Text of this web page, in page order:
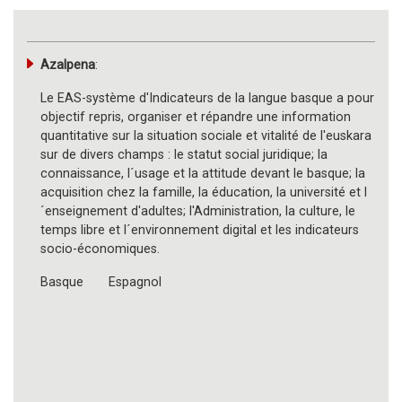
Azalpena:
Le EAS-système d'Indicateurs de la langue basque a pour
objectif repris, organiser et répandre une information
quantitative sur la situation sociale et vitalité de l'euskara
sur de divers champs : le statut social juridique; la
connaissance, l´usage et la attitude devant le basque; la
acquisition chez la famille, la éducation, la université et l
´enseignement d'adultes; l'Administration, la culture, le
temps libre et l´environnement digital et les indicateurs
socio-économiques.
Basque Espagnol